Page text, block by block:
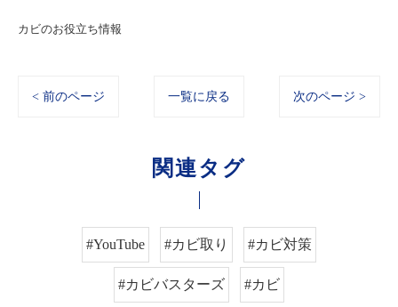
カビのお役立ち情報
< 前のページ 一覧に戻る 次のページ >
関連タグ
#YouTube #カビ取り #カビ対策
#カビバスターズ #カビ